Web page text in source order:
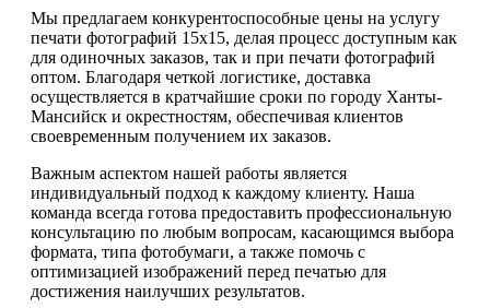
Мы предлагаем конкурентоспособные цены на услугу
печати фотографий 15х15, делая процесс доступным как
для одиночных заказов, так и при печати фотографий
оптом. Благодаря четкой логистике, доставка
осуществляется в кратчайшие сроки по городу Ханты-
Мансийск и окрестностям, обеспечивая клиентов
своевременным получением их заказов.
Важным аспектом нашей работы является
индивидуальный подход к каждому клиенту. Наша
команда всегда готова предоставить профессиональную
консультацию по любым вопросам, касающимся выбора
формата, типа фотобумаги, а также помочь с
оптимизацией изображений перед печатью для
достижения наилучших результатов.